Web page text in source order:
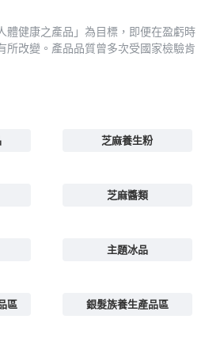
體健康之產品」為目標，即便在盈虧時
所改變。產品品質曾多次受國家檢驗肯
芝麻養生粉
芝麻醬類
主題冰品
區 銀髮族養生產品區